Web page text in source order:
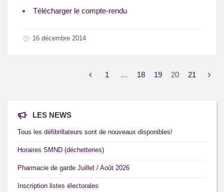
Télécharger le compte-rendu
16 décembre 2014
1 … 18 19 20 21
LES NEWS
Tous les défibrillateurs sont de nouveaux disponibles!
Horaires SMND (déchetteries)
Pharmacie de garde Juillet / Août 2026
Inscription listes électorales